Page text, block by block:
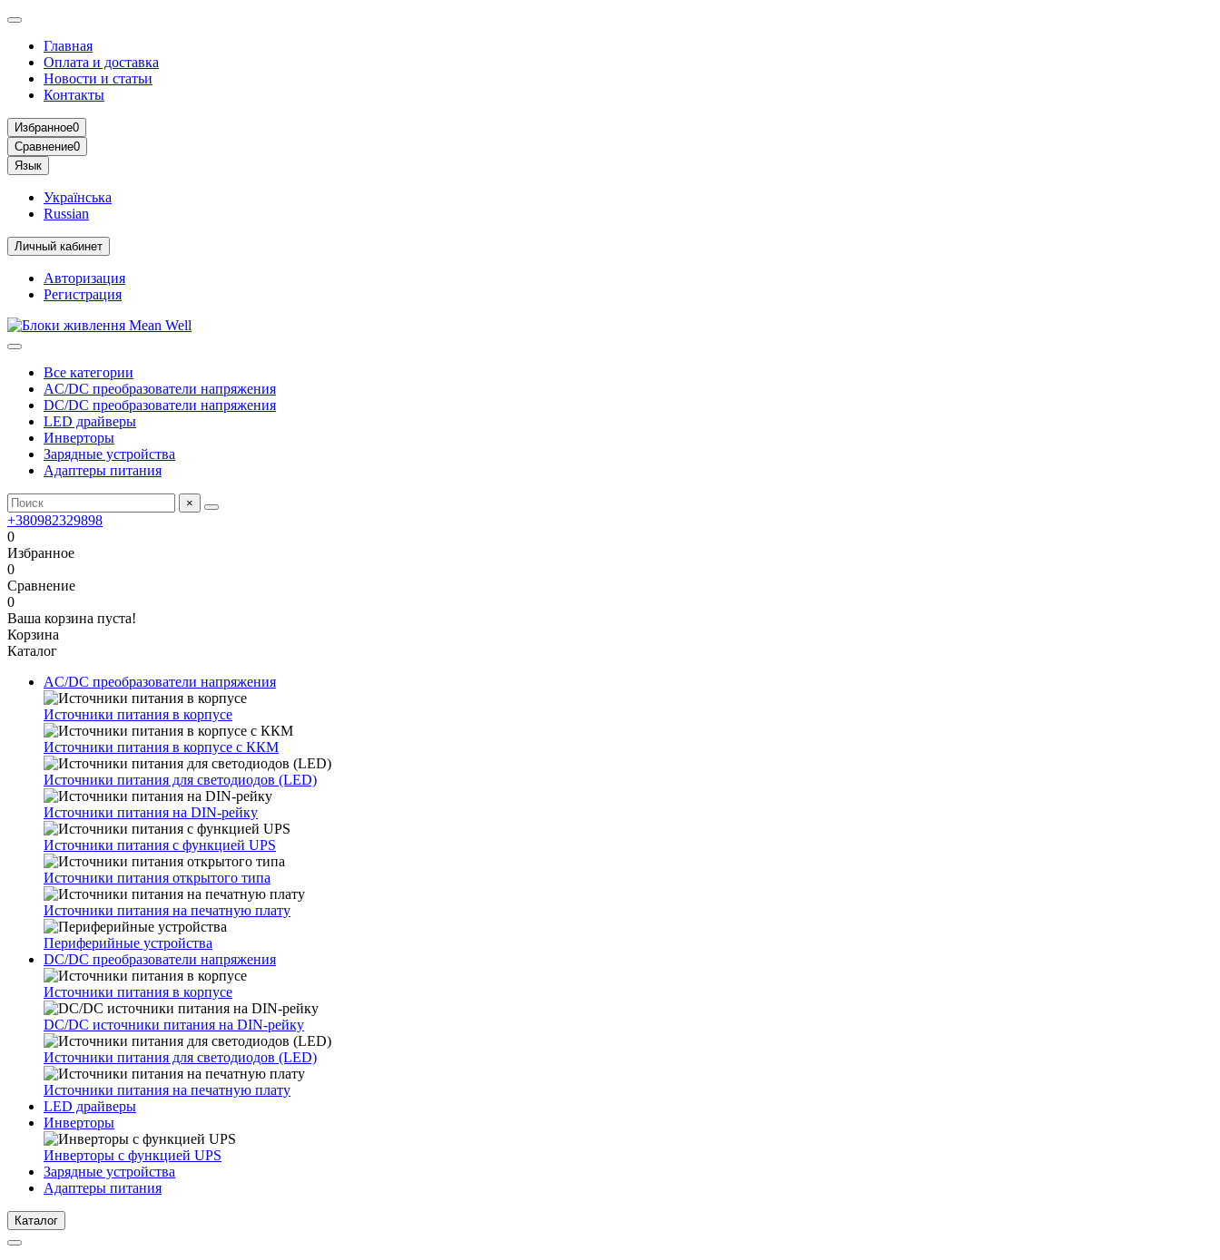
Главная
Оплата и доставка
Новости и статьи
Контакты
Избранное0
Сравнение0
Язык
Українська
Russian
Личный кабинет
Авторизация
Регистрация
Все категории
AC/DC преобразователи напряжения
DC/DC преобразователи напряжения
LED драйверы
Инверторы
Зарядные устройства
Адаптеры питания
×
+380982329898
0
Избранное
0
Сравнение
0
Ваша корзина пуста!
Корзина
Каталог
AC/DC преобразователи напряжения
Источники питания в корпусе
Источники питания в корпусе с ККМ
Источники питания для светодиодов (LED)
Источники питания на DIN-рейку
Источники питания с функцией UPS
Источники питания открытого типа
Источники питания на печатную плату
Периферийные устройства
DC/DC преобразователи напряжения
Источники питания в корпусе
DC/DC источники питания на DIN-рейку
Источники питания для светодиодов (LED)
Источники питания на печатную плату
LED драйверы
Инверторы
Инверторы с функцией UPS
Зарядные устройства
Адаптеры питания
Каталог